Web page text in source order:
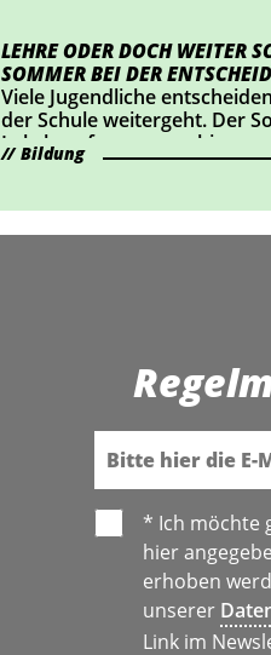
LEHRE ODER DOCH WEITER
SOMMER BEI DER
Viele Jugendliche
der Schule weitergeht. Der
Lehrberufe auszuprobieren
Bildung
E-Mail
* Ich möchte
hier
erhoben
unserer
Link im